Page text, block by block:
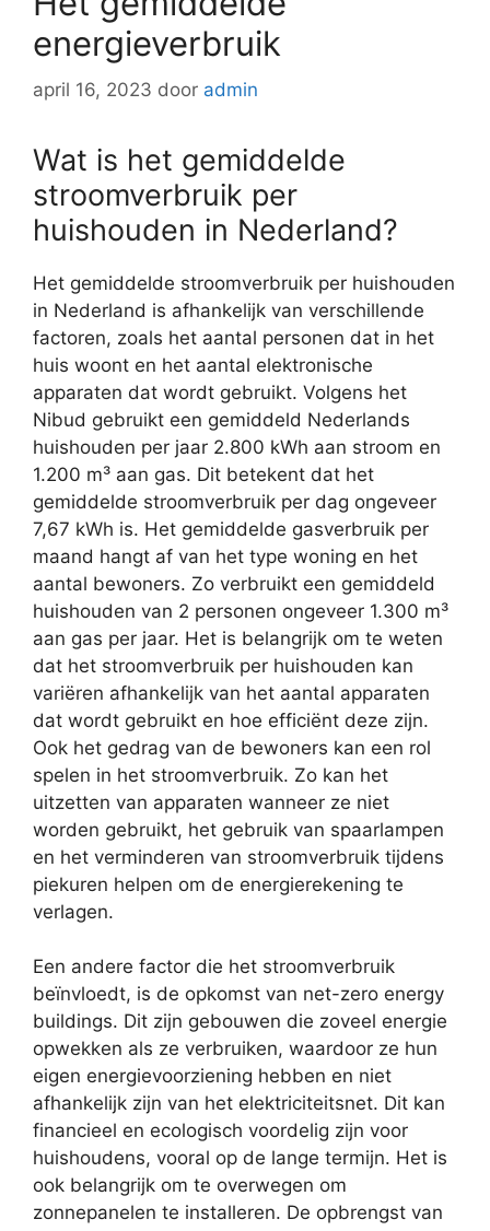
energieverbruik
april 16, 2023 door admin
Wat is het gemiddelde
stroomverbruik per
huishouden in Nederland?
Het gemiddelde stroomverbruik per huishouden
in Nederland is afhankelijk van verschillende
factoren, zoals het aantal personen dat in het
huis woont en het aantal elektronische
apparaten dat wordt gebruikt. Volgens het
Nibud gebruikt een gemiddeld Nederlands
huishouden per jaar 2.800 kWh aan stroom en
1.200 m³ aan gas. Dit betekent dat het
gemiddelde stroomverbruik per dag ongeveer
7,67 kWh is. Het gemiddelde gasverbruik per
maand hangt af van het type woning en het
aantal bewoners. Zo verbruikt een gemiddeld
huishouden van 2 personen ongeveer 1.300 m³
aan gas per jaar. Het is belangrijk om te weten
dat het stroomverbruik per huishouden kan
variëren afhankelijk van het aantal apparaten
dat wordt gebruikt en hoe efficiënt deze zijn.
Ook het gedrag van de bewoners kan een rol
spelen in het stroomverbruik. Zo kan het
uitzetten van apparaten wanneer ze niet
worden gebruikt, het gebruik van spaarlampen
en het verminderen van stroomverbruik tijdens
piekuren helpen om de energierekening te
verlagen.
Een andere factor die het stroomverbruik
beïnvloedt, is de opkomst van net-zero energy
buildings. Dit zijn gebouwen die zoveel energie
opwekken als ze verbruiken, waardoor ze hun
eigen energievoorziening hebben en niet
afhankelijk zijn van het elektriciteitsnet. Dit kan
financieel en ecologisch voordelig zijn voor
huishoudens, vooral op de lange termijn. Het is
ook belangrijk om te overwegen om
zonnepanelen te installeren. De opbrengst van